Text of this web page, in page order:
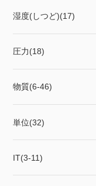
湿度(しつど)(17)
圧力(18)
物質(6-46)
単位(32)
IT(3-11)